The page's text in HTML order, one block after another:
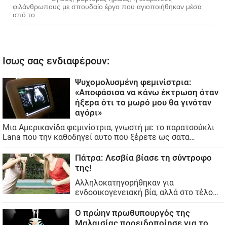
φιλάνθρωπους με σπουδαίο έργο που αγιοποιήθηκαν μέσα
από το ...